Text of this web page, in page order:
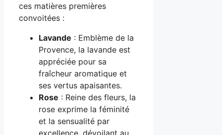
ces matières premières
convoitées :
Lavande : Emblème de la
Provence, la lavande est
appréciée pour sa
fraîcheur aromatique et
ses vertus apaisantes.
Rose : Reine des fleurs, la
rose exprime la féminité
et la sensualité par